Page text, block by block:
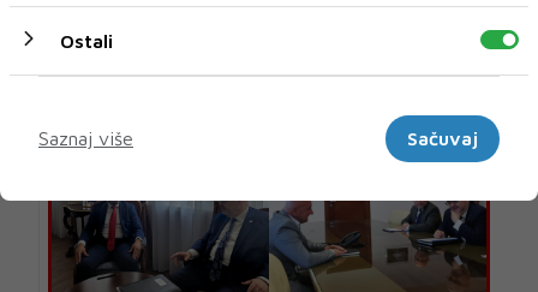
Ostali
Saznaj više
Sačuvaj